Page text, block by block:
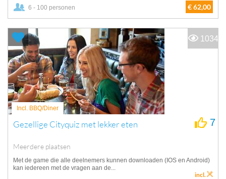
6 - 100 personen € 62,00
Incl. BBQ/Diner
Gezellige Cityquiz met lekker eten
Meerdere plaatsen
7
Met de game die alle deelnemers kunnen downloaden (IOS en Android)
kan iedereen met de vragen aan de...
incl.
1034